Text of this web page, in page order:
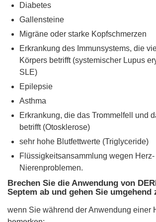
Diabetes
Gallensteine
Migräne oder starke Kopfschmerzen
Erkrankung des Immunsystems, die
Körpers betrifft (systemischer Lupus
SLE)
Epilepsie
Asthma
Erkrankung, die das Trommelfell und
betrifft (Otosklerose)
sehr hohe Blutfettwerte (Triglyceride)
Flüssigkeitsansammlung wegen Herz-
Nierenproblemen.
Brechen Sie die Anwendung von
Septem ab und gehen Sie umgehend
wenn Sie während der Anwendung einer